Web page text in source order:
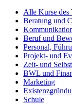
Alle Kurse des
Beratung und
Beruf und
Personal,
Projekt- und
Zeit- und
BWL und
Marketing
Schule